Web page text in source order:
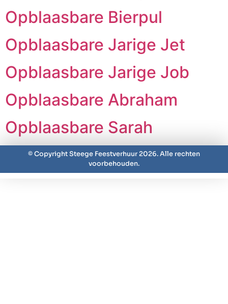
Opblaasbare Bierpul
Opblaasbare Jarige Jet
Opblaasbare Jarige Job
Opblaasbare Abraham
Opblaasbare Sarah
© Copyright Steege Feestverhuur 2026. Alle rechten
voorbehouden.